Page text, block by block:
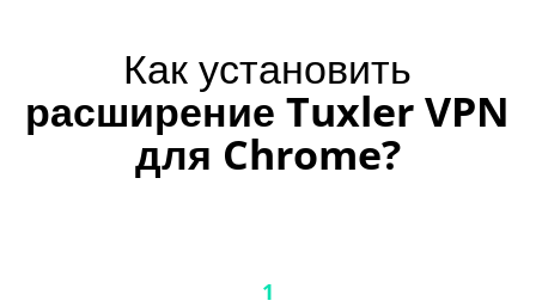
Как установить
расширение Tuxler VPN
для Chrome?
1